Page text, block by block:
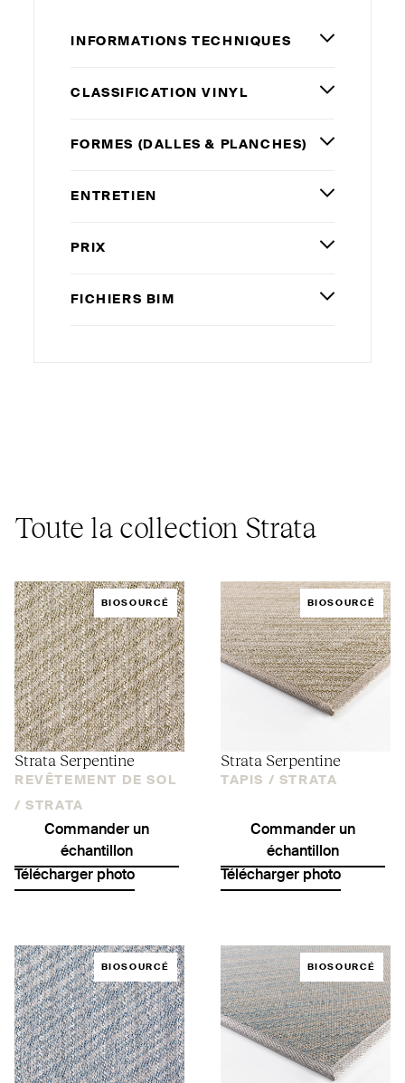
INFORMATIONS TECHNIQUES
CLASSIFICATION VINYL
FORMES (DALLES& PLANCHES)
ENTRETIEN
PRIX
FICHIERS BIM
Toute la collection Strata
BIOSOURCÉ
Strata Serpentine
REVÊTEMENT DE SOL
/ STRATA
Commander un
échantillon
Télécharger photo
BIOSOURCÉ
Strata Serpentine
TAPIS / STRATA
Commander un
échantillon
Télécharger photo
BIOSOURCÉ BIOSOURCÉ